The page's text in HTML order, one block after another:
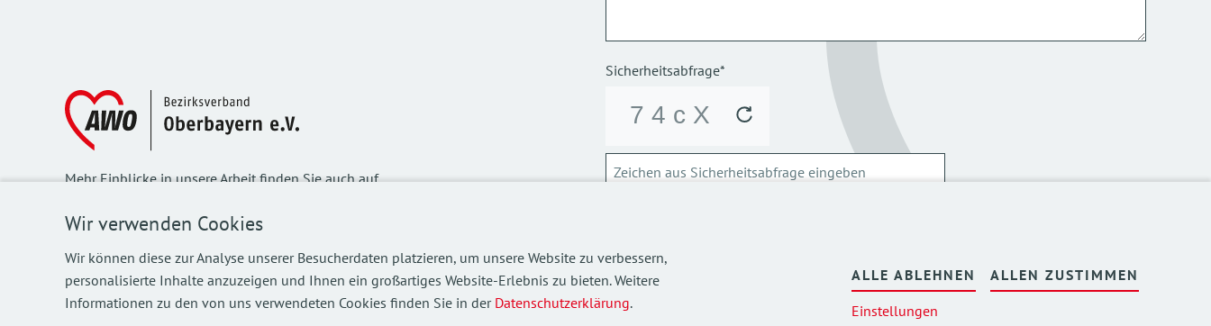
Wir verwenden Cookies
Wir können diese zur Analyse unserer Besucherdaten platzieren, um unsere Website zu verbessern,
personalisierte Inhalte anzuzeigen und Ihnen ein großartiges Website-Erlebnis zu bieten. Weitere
Informationen zu den von uns verwendeten Cookies finden Sie in der Datenschutzerklärung.
ALLE ABLEHNEN
Einstellungen
ALLEN ZUSTIMMEN
Mehr Einblicke in unsere Arbeit finden Sie auch auf
©2026AWO Bezirksverband Oberbayern e.V.
Sicherheitsabfrage*
Über die Verarbeitung meiner personenbezogenen Daten kann ich mich
informieren.